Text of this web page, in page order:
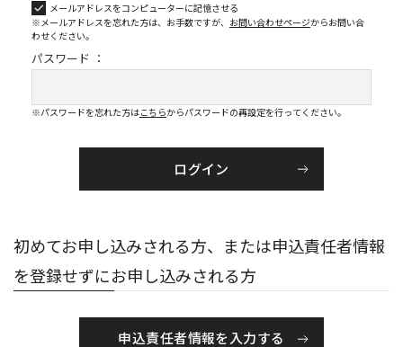
メールアドレスをコンピューターに記憶させる
※メールアドレスを忘れた方は、お手数ですが、 お問い合わせページからお問い合
わせください。
パスワード ：
※パスワードを忘れた方はこちらからパスワードの再設定を行ってください。
初めてお申し込みされる方、または申込責任者情報
を登録せずにお申し込みされる方
申込責任者情報を入力する